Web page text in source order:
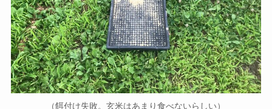
（餌付け失敗。玄米はあまり食べないらしい）